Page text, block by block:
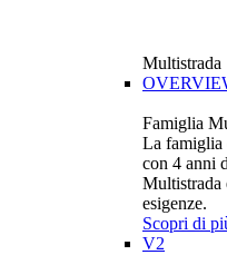
Multistrada
Famiglia
La famiglia
con 4 anni
Multistrada
esigenze.
Scopri di
V2